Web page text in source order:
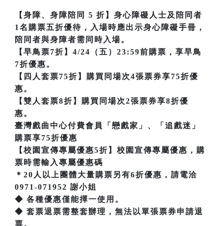
【身障、身障陪同 5 折】身心障礙人士及陪同者
1名購票五折優待，入場時應出示身心障礙手冊，
陪同者與身障者需同時入場。
【早鳥票7折】4/24（五）23:59前購票，享早鳥
7折優惠。
【四人套票75折】購買同場次4張票券享75折優
惠。
【雙人套票8折】購買同場次2張票券享8折優
惠。
臺灣戲曲中心付費會員「戀戲家」、「追戲迷」
購票享75折優惠
【校園宣傳專屬優惠5折】校園宣傳專屬優惠，購
票時需輸入專屬優惠碼
＊20人以上團體大量購票另有6折優惠，請電洽
0971-071952 謝小姐
◆ 各種優惠僅能擇一使用。
◆ 套票退票需整套辦理，無法以單張票券申請退
票。